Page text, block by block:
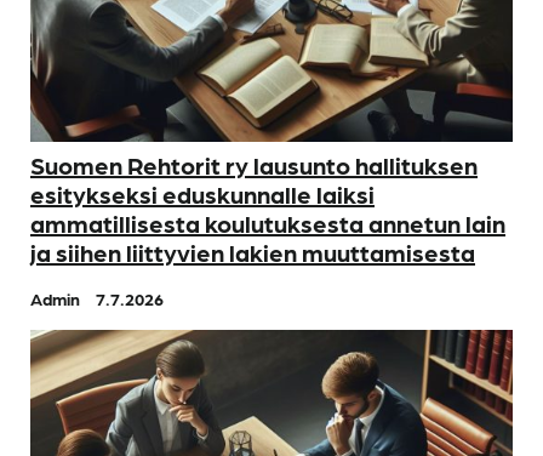
Suomen Rehtorit ry lausunto hallituksen
esitykseksi eduskunnalle laiksi
ammatillisesta koulutuksesta annetun lain
ja siihen liittyvien lakien muuttamisesta
Admin 7.7.2026